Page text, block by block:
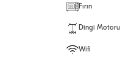
Fırın
Dingi Motoru
Wifi